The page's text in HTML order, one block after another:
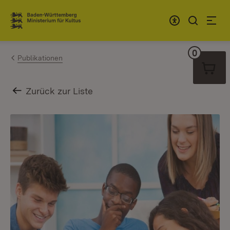
Zum Inhalt springen
Link zur Startseite
Publikationen
Zurück zur Liste
0